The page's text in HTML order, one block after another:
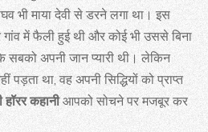
भी माया देवी से डरने लगा था। इस
गांव में फैली हुई थी और कोई भी उससे बिना
सबको अपनी जान प्यारी थी। लेकिन
पड़ता था, वह अपनी सिद्धियों को प्राप्त
हॉरर कहानीआपको सोचने पर मजबूर कर